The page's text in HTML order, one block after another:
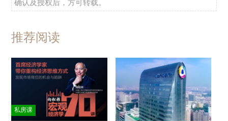
确认及授权后，方可转载。
推荐阅读
私房课